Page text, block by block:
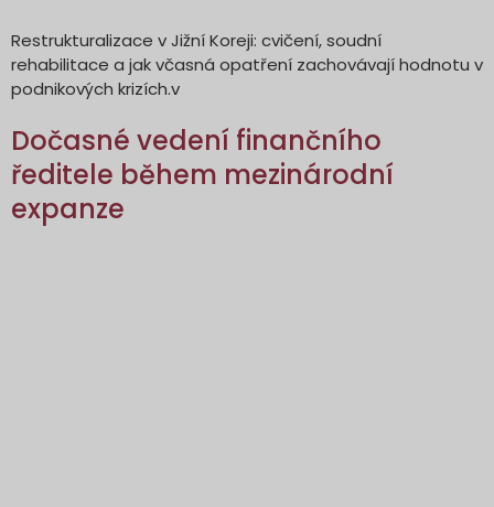
Restrukturalizace v Jižní Koreji: cvičení, soudní
rehabilitace a jak včasná opatření zachovávají hodnotu v
podnikových krizích.v
Dočasné vedení finančního
ředitele během mezinárodní
expanze